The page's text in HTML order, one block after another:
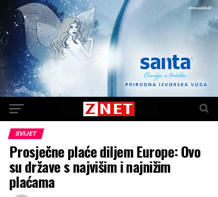
SVIJET
Prosječne plaće diljem Europe: Ovo
su države s najvišim i najnižim
plaćama